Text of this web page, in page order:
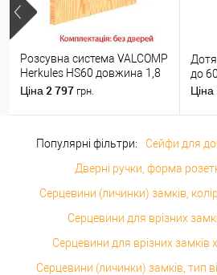
Розсувна система VALCOMP
Herkules HS60 довжина 1,8
м на 1 полотно вагою до 60
Ціна 2 797 грн.
до
Ціна
Популярні фільтри:
Сейфи для
Дверні ручки, форма
Серцевини (личинки) замків,
Серцевини для врізних
Серцевини для врізних замків
Серцевини (личинки) замків, тип